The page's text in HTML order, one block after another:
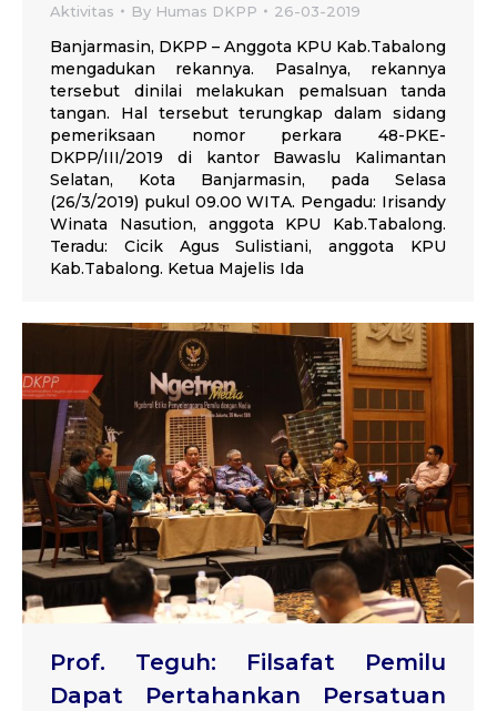
Aktivitas By Humas DKPP 26-03-2019
Banjarmasin, DKPP – Anggota KPU Kab.Tabalong
mengadukan rekannya. Pasalnya, rekannya
tersebut dinilai melakukan pemalsuan tanda
tangan. Hal tersebut terungkap dalam sidang
pemeriksaan nomor perkara 48-PKE-
DKPP/III/2019 di kantor Bawaslu Kalimantan
Selatan, Kota Banjarmasin, pada Selasa
(26/3/2019) pukul 09.00 WITA. Pengadu: Irisandy
Winata Nasution, anggota KPU Kab.Tabalong.
Teradu: Cicik Agus Sulistiani, anggota KPU
Kab.Tabalong. Ketua Majelis Ida
Prof. Teguh: Filsafat Pemilu
Dapat Pertahankan Persatuan